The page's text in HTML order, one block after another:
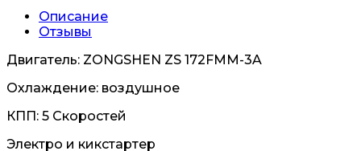
Описание
Отзывы
Двигатель: ZONGSHEN ZS 172FMM-3A
Охлаждение: воздушное
КПП: 5 Скоростей
Электро и кикстартер